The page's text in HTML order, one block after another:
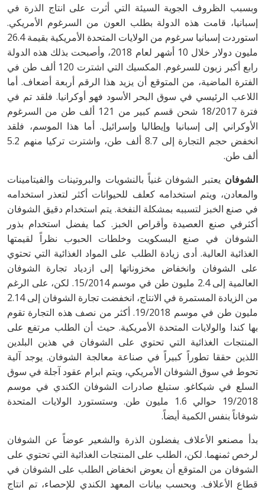
وبسبب الظروف الجوية السيئة التي أثرت على انتاج الذرة في
إسبانيا، قامت هذه الدولة بطلب العون من السرغوم الأمريكي.
استوردت إسبانيا سرغوم من الولايات المتحدة الأمريكية بقيمة 26.4
مليون دولار خلال 10 أشهر لعام 2018، وأصبحت بذلك هذه الدولة
رابع أكبر زبون للسرغوم. المكسيك التي اشترت 120 ألف طن في
الفترة الماضية، من المتوقع أن يزيد هذا الرقم أربعة أضعاف. أما
اللاعب الرئيسي في سوق البحر الأسود فهو أوكرانيا. فلقد تم في
فترة 18/2017 شحن قسم كبير من 121 ألف طن من السرغوم
الأوكراني إلى إسبانيا وإيطاليا وإسرائيل. أما هذا الموسم، فلقد
انخفض حجم التجارة إلى 8.7 ألف طن، واشترت تركيا منهم 5.2
ألف طن.
الشوفان يعتبر الشوفان غنياً بالنشويات والبروتينات والفيتامينات
والمعادن، ويتم استخدامه كعلف للحيوانات أكثر لتعذر استخدامه
في صنع الخبز لتسببه بمشكلة النفخة. يتم استخدام دقيق الشوفان
أكثرفي صنع العصيدة وأقراص الخبز. كما يفضل استخدام بذور
الشوفان في صنع البسكويت وخلطات الحبوب نظراً لقيمتها
الغذائية العالية. أدى زيادة الطلب على المواد الغذائية التي تحتوي
على الشوفان وانخفاض مخزوناتها إلى ازدياد تجارة الشوفان
العالمية إلى 2.4 مليون طن في موسم 15/2014. لكن، على الرغم
من الزيادة المستمرة في الانتاج، انخفضت تجارة الشوفان إلى 2.14
مليون طن في موسم 19/2018. أكثر من نصف هذه التجارة تقوم
بها كندا والولايات المتحدة الأمريكية. حيث أن الطلب مرتفع على
المنتجات الغذائية التي تحتوي على الشوفان في هذين البلدين
اللذين حققا تطوراً كبيراً في صناعة معالجة الشوفان. يوجد آلية
تحوط في سوق الشوفان الأمريكي، ويتم ابرام عقود آجلة في سوق
السلع في شيكاغو. ستبلغ صادرات الشوفان الكندي في موسم
19/2018 حوالي 1.6 مليون طن. وستستورد الولايات المتحدة
شوفاناً بنفس الكمية أيضاً.
بدأ مصنعو الأعلاف يفضلون الذرة والشعير عوضاً عن الشوفان
لرخص ثمنهما. لكن، الطلب على المنتجات الغذائية التي تحتوي على
الشوفان من المتوقع أن يعوض انخفاض الطلب على الشوفان في
قطاع الأعلاف. وبحسب بيانات المعهد الكندي للإحصاء، تم انتاج